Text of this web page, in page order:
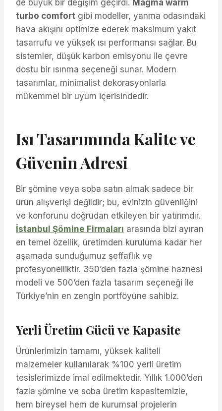
de büyük bir değişim geçirdi. Magma warm
turbo comfort gibi modeller, yanma odasındaki
hava akışını optimize ederek maksimum yakıt
tasarrufu ve yüksek ısı performansı sağlar. Bu
sistemler, düşük karbon emisyonu ile çevre
dostu bir ısınma seçeneği sunar. Modern
tasarımlar, minimalist dekorasyonlarla
mükemmel bir uyum içerisindedir.
Isı Tasarımında Kalite ve
Güvenin Adresi
Bir şömine veya soba satın almak sadece bir
ürün alışverişi değildir; bu, evinizin güvenliğini
ve konforunu doğrudan etkileyen bir yatırımdır.
İstanbul Şömine Firmaları arasında bizi ayıran
en temel özellik, üretimden kuruluma kadar her
aşamada sunduğumuz şeffaflık ve
profesyonelliktir. 350’den fazla şömine haznesi
modeli ve 500’den fazla tasarım seçeneği ile
Türkiye’nin en zengin portföyüne sahibiz.
Yerli Üretim Gücü ve Kapasite
Ürünlerimizin tamamı, yüksek kaliteli
malzemeler kullanılarak %100 yerli üretim
tesislerimizde imal edilmektedir. Yıllık 1.000’den
fazla şömine ve soba üretim kapasitemizle,
hem bireysel hem de kurumsal projelerin